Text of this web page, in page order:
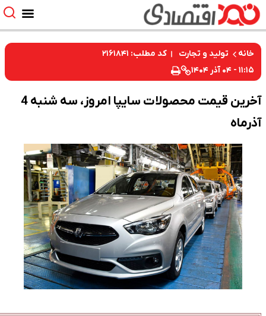
و تجارت کد مطلب: ۲۱۶۱۸۴۱
آخرین قیمت محصولات سایپا امروز، سه شنبه 4